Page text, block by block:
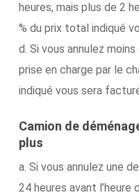
heures, mais plus de 2
% du prix total indiqué
d. Si vous annulez
prise en charge par le
indiqué vous sera
Camion de
plus
a. Si vous annulez une
24 heures avant l’heure